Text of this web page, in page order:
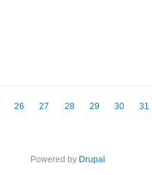
26 27 28 29 30 31
Powered by Drupal